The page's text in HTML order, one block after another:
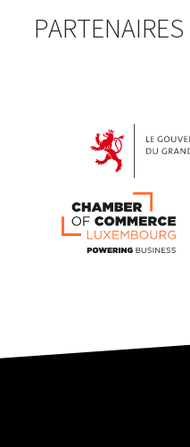
PARTENAIRES